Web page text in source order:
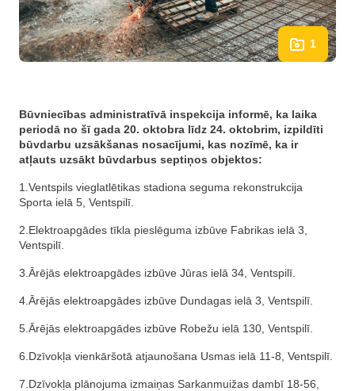
1
Būvniecības administratīvā inspekcija informē, ka laika
periodā no šī gada 20. oktobra līdz 24. oktobrim, izpildīti
būvdarbu uzsākšanas nosacījumi, kas nozīmē, ka ir
atļauts uzsākt būvdarbus septiņos objektos:
1.Ventspils vieglatlētikas stadiona seguma rekonstrukcija
Sporta ielā 5, Ventspilī.
2.Elektroapgādes tīkla pieslēguma izbūve Fabrikas ielā 3,
Ventspilī.
3.Ārējās elektroapgādes izbūve Jūras ielā 34, Ventspilī.
4.Ārējās elektroapgādes izbūve Dundagas ielā 3, Ventspilī.
5.Ārējās elektroapgādes izbūve Robežu ielā 130, Ventspilī.
6.Dzīvokļa vienkāršotā atjaunošana Usmas ielā 11-8, Ventspilī.
7.Dzīvokļa plānojuma izmaiņas Sarkanmuižas dambī 18-56,